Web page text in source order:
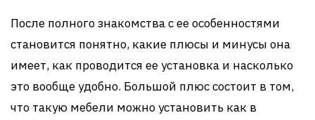
После полного знакомства с ее особенностями
становится понятно, какие плюсы и минусы она
имеет, как проводится ее установка и насколько
это вообще удобно. Большой плюс состоит в том,
что такую мебели можно установить как в